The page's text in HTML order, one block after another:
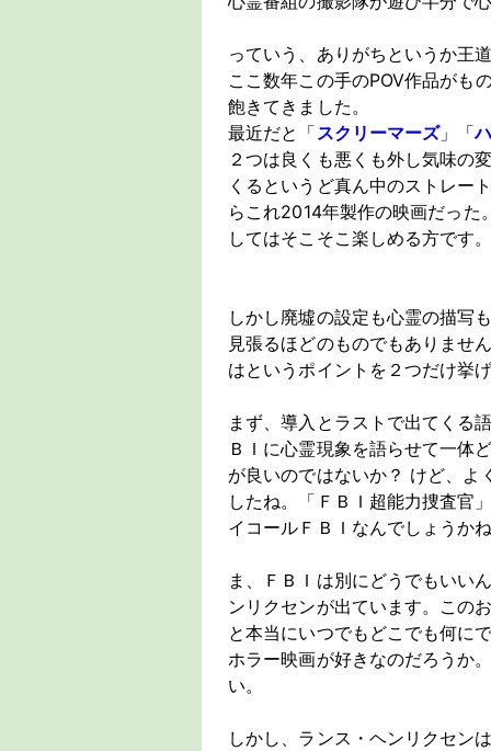
っていう、ありがちというか王
ここ数年この手のPOV作品がも
飽きてきました。
最近だと「スクリーマーズ」「
２つは良くも悪くも外し気味の
くるというど真ん中のストレー
らこれ2014年製作の映画だった
してはそこそこ楽しめる方です
しかし廃墟の設定も心霊の描写
見張るほどのものでもありませ
はというポイントを２つだけ挙
まず、導入とラストで出てくる
ＢＩに心霊現象を語らせて一体
が良いのではないか？ けど、よ
したね。「ＦＢＩ超能力捜査官
イコールＦＢＩなんでしょうか
ま、ＦＢＩは別にどうでもいい
ンリクセンが出ています。この
と本当にいつでもどこでも何に
ホラー映画が好きなのだろうか
い。
しかし、ランス・ヘンリクセン